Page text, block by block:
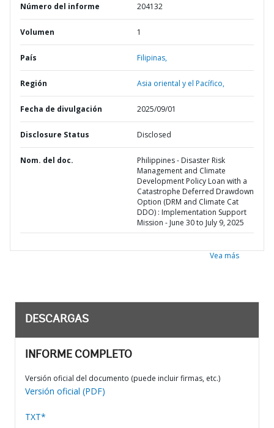
Número del informe 204132
Volumen 1
País Filipinas,
Región Asia oriental y el Pacífico,
Fecha de divulgación 2025/09/01
Disclosure Status Disclosed
Nom. del doc.
Philippines - Disaster Risk
Management and Climate
Development Policy Loan with a
Catastrophe Deferred Drawdown
Option (DRM and Climate Cat
DDO) : Implementation Support
Mission - June 30 to July 9, 2025
Vea más
DESCARGAS
INFORME COMPLETO
Versión oficial del documento (puede incluir firmas, etc.)
Versión oficial (PDF)
TXT*